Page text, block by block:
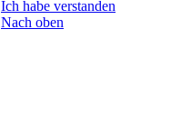
Ich habe verstanden
Nach oben